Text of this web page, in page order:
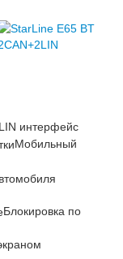
интерфейс
Мобильный
Блокировка по